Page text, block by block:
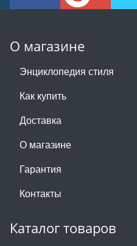
О магазине
Энциклопедия стиля
Как купить
Доставка
О магазине
Гарантия
Контакты
Каталог товаров